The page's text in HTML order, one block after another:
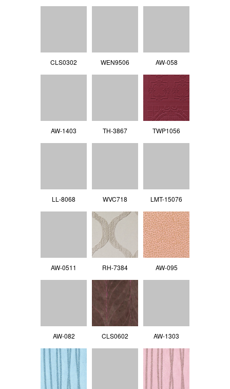
CLS0302 WEN9506 AW-058
AW-1403 TH-3867 TWP1056
LL‐8068 WVC718 LMT-15076
AW-0511 RH-7384 AW-095
AW-082 CLS0602 AW-1303